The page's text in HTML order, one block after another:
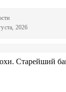
2026